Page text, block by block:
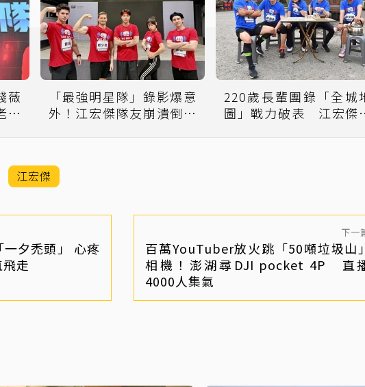
薇
花
「最強明星隊」錄影爆意
外！江宏傑隊友崩潰倒地
220歲長輩團錄「全城
圖」戰力破表 江宏傑
江宏傑
夕禿頭」 心疼
走
下一
百萬YouTuber放火跳「50噸垃圾山
相機！澎湖尋DJI pocket 4P 直
4000人集氣